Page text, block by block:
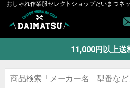
おしゃれ作業服セレクトショップだいまつネ
11,000円以上送